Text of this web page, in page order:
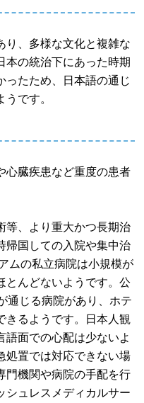
り、多様な文化と複雑な
本の統治下にあった時期
ったため、日本語の通じ
です。
心臓疾患など重度の患者
等、より重大かつ長期治
帰国しての入院や集中治
ムの私立病院は小規模が
とんどないようです。公
通じる病院があり、ホテ
きるようです。日本人観
語面での心配は少ないよ
処置では対応できない場
門機関や病院の手配を行
シュレスメディカルサー